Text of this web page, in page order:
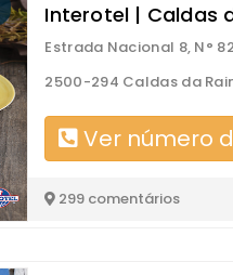
Interotel | Caldas
Estrada Nacional 8, N°
2500-294 Caldas da
Ver número
299 comentários